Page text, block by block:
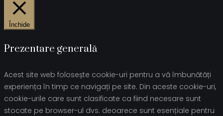
Închide
Prezentare generală
Acest site web folosește cookie-uri pentru a vă îmbunătăți
experiența în timp ce navigați pe site. Din aceste cookie-uri,
cookie-urile care sunt clasificate ca fiind necesare sunt
stocate pe browser-ul dvs. deoarece sunt esențiale pentru